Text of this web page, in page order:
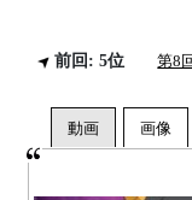
前回: 5位 第8